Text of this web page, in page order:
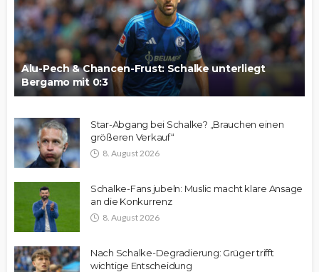
Alu-Pech & Chancen-Frust: Schalke unterliegt
Bergamo mit 0:3
Star-Abgang bei Schalke? „Brauchen einen
größeren Verkauf“
8. August 2026
Schalke-Fans jubeln: Muslic macht klare Ansage
an die Konkurrenz
8. August 2026
Nach Schalke-Degradierung: Grüger trifft
wichtige Entscheidung